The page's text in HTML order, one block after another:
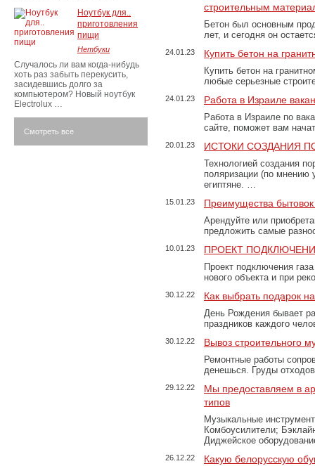
строительным
Бетон был основным
лет, и сегодня он
24.01.23 Купить бетон на
Купить бетон на
любые серьезные
24.01.23 Работа в Израиле
Работа в Израиле по
сайте, поможет вам
20.01.23 ИСТОКИ СОЗДАНИЯ
Технологией создания
поляризации (по
египтяне. …
15.01.23 Преимущества
Арендуйте или
предложить самые
10.01.23 ПРОЕКТ
Проект подключения
нового объекта и при
30.12.22 Как выбрать подарок
День Рождения бывает
праздников каждого
30.12.22 Вывоз строительного
Ремонтные работы
денешься. Груды
29.12.22
Мы предоставляем в
типов
Музыкальные
Комбоусилители;
Диджейское
26.12.22
Какую белорусскую
Ноутбук для..
приготовления
пищи
Нетбуки
Случалось ли вам когда-нибудь
хоть раз забыть перекусить,
засидевшись долго за
компьютером? Новый ноутбук
Electrolux …
Смотреть все